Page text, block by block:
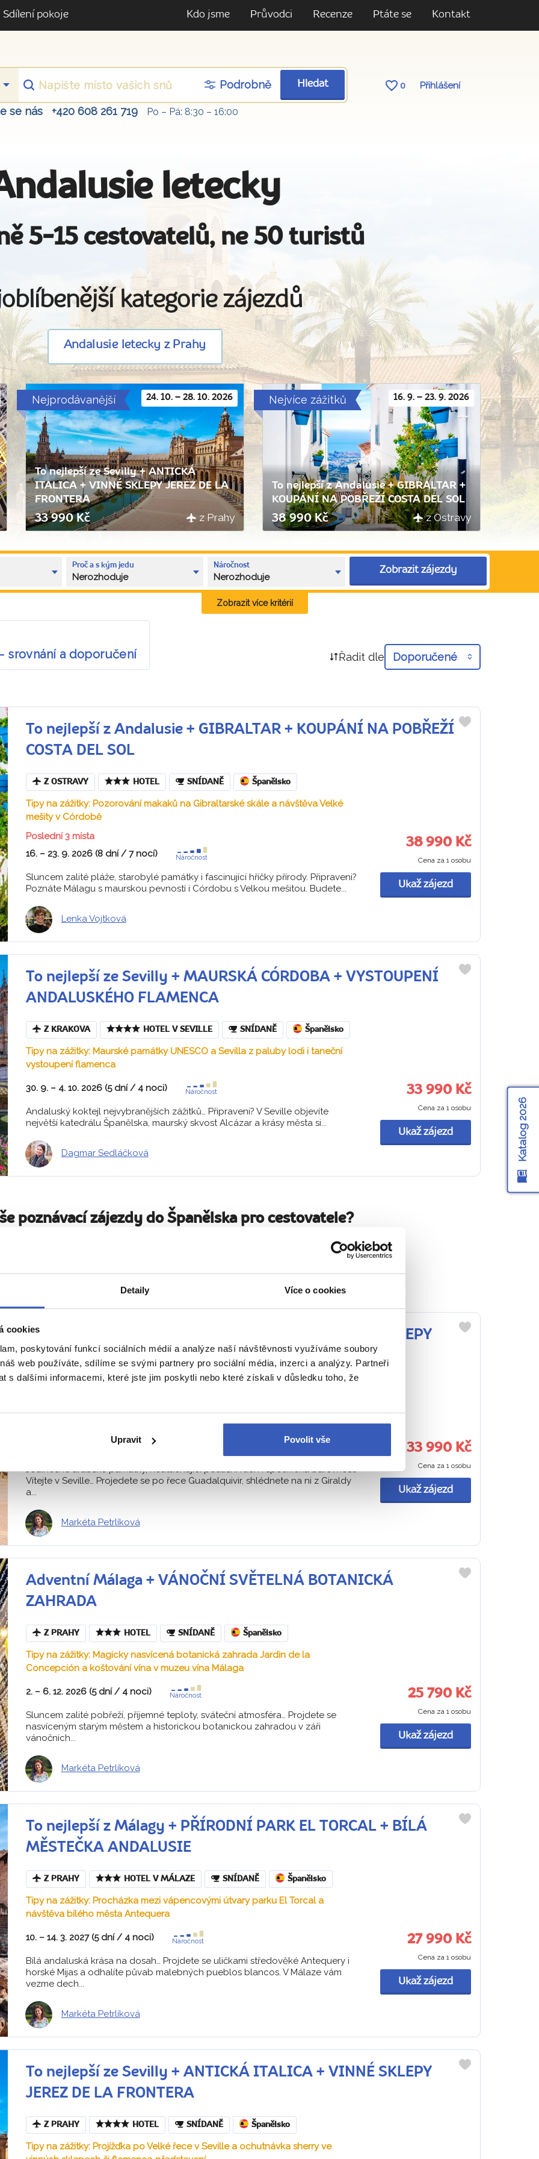
Detaily Více o cookies
cookies
poskytování funkcí sociálních médií a analýze naší návštěvnosti využíváme soubory
web používáte, sdílíme se svými partnery pro sociální média, inzerci a analýzy. Partneři
s dalšími informacemi, které jste jim poskytli nebo které získali v důsledku toho, že
Upravit Povolit vše
Sdílení pokoje Kdo jsme Průvodci Recenze Ptáte se Kontakt
Podrobně Hledat 0 Přihlášení
se nás +420 608 261 719 Po – Pá: 8:30 – 16:00
letecky
5-15 cestovatelů, ne 50 turistů
kategorie zájezdů
Andalusie letecky z Prahy
24. 10. – 28. 10. 2026
Nejprodávanější
To nejlepší ze Sevilly + ANTICKÁ
ITALICA + VINNÉ SKLEPY JEREZ DE LA
FRONTERA
33 990 Kč z Prahy
16. 9. – 23. 9. 2026
Nejvíce zážitků
To nejlepší z Andalusie + GIBRALTAR +
KOUPÁNÍ NA POBŘEŽÍ COSTA DEL SOL
38 990 Kč z Ostravy
Proč a s kým jedu
Nerozhoduje
Náročnost
Nerozhoduje
Zobrazit zájezdy
Zobrazit více kritérií
srovnání a doporučení Řadit dle Doporučené
To nejlepší z Andalusie + GIBRALTAR + KOUPÁNÍ NA POBŘEŽÍ
COSTA DEL SOL
Z OSTRAVY HOTEL SNÍDANĚ Španělsko
Tipy na zážitky: Pozorování makaků na Gibraltarské skále a návštěva Velké
mešity v Córdobě
Poslední 3 místa
16. – 23. 9. 2026 (8 dní / 7 nocí)
Náročnost
Sluncem zalité pláže, starobylé památky i fascinující hříčky přírody. Připraveni?
Poznáte Málagu s maurskou pevností i Córdobu s Velkou mešitou. Budete...
Lenka Vojtková
38 990 Kč
Cena za 1 osobu
Ukaž zájezd
To nejlepší ze Sevilly + MAURSKÁ CÓRDOBA + VYSTOUPENÍ
ANDALUSKÉHO FLAMENCA
Z KRAKOVA HOTEL V SEVILLE SNÍDANĚ Španělsko
Tipy na zážitky: Maurské památky UNESCO a Sevilla z paluby lodi i taneční
vystoupení flamenca
30. 9. – 4. 10. 2026 (5 dní / 4 noci) Náročnost
Andaluský koktejl nejvybranějších zážitků… Připraveni? V Seville objevíte
největší katedrálu Španělska, maurský skvost Alcázar a krásy města si...
Dagmar Sedláčková
33 990 Kč
Cena za 1 osobu
Ukaž zájezd
poznávací zájezdy do Španělska pro cestovatele?
5-15 osob, s fundovaným průvodcem po celý zájezd.
To nejlepší ze Sevilly + ANTICKÁ ITALICA + VINNÉ SKLEPY
JEREZ DE LA FRONTERA
24. – 28. 10. 2026 (5 dní / 4 noci)
Jedinečné arabské památky, neutuchající pouliční ruch i specifická barevnost.
Vítejte v Seville… Projedete se po řece Guadalquivir, shlédnete na ni z Giraldy
a...
Markéta Petrlíková
33 990 Kč
Cena za 1 osobu
Ukaž zájezd
Adventní Málaga + VÁNOČNÍ SVĚTELNÁ BOTANICKÁ
ZAHRADA
Z PRAHY HOTEL SNÍDANĚ Španělsko
Tipy na zážitky: Magicky nasvícená botanická zahrada Jardin de la
Concepción a koštování vína v muzeu vína Málaga
2. – 6. 12. 2026 (5 dní / 4 noci) Náročnost
Sluncem zalité pobřeží, příjemné teploty, sváteční atmosféra… Projdete se
nasvíceným starým městem a historickou botanickou zahradou v záři
vánočních...
Markéta Petrlíková
25 790 Kč
Cena za 1 osobu
Ukaž zájezd
To nejlepší z Málagy + PŘÍRODNÍ PARK EL TORCAL + BÍLÁ
MĚSTEČKA ANDALUSIE
Z PRAHY HOTEL V MÁLAZE SNÍDANĚ Španělsko
Tipy na zážitky: Procházka mezi vápencovými útvary parku El Torcal a
návštěva bílého města Antequera
10. – 14. 3. 2027 (5 dní / 4 noci) Náročnost
Bílá andaluská krása na dosah… Projdete se uličkami středověké Antequery i
horské Mijas a odhalíte půvab malebných pueblos blancos. V Málaze vám
vezme dech...
Markéta Petrlíková
27 990 Kč
Cena za 1 osobu
Ukaž zájezd
To nejlepší ze Sevilly + ANTICKÁ ITALICA + VINNÉ SKLEPY
JEREZ DE LA FRONTERA
Z PRAHY HOTEL SNÍDANĚ Španělsko
Tipy na zážitky: Projížďka po Velké řece v Seville a ochutnávka sherry ve
Katalog 2026